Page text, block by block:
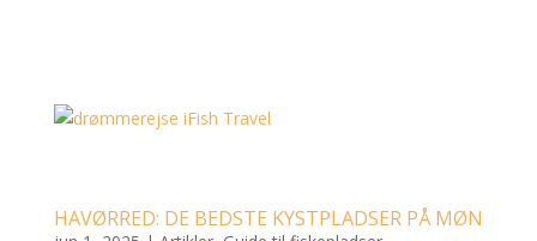
HAVØRRED: DE BEDSTE KYSTPLADSER PÅ MØN